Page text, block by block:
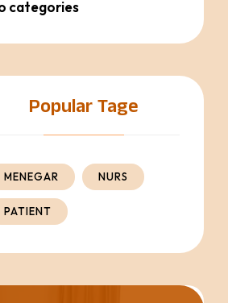
categories
Popular Tage
MENEGAR NURS
PATIENT